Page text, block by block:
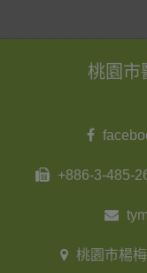
桃園市
+886-3-485-
桃園市楊